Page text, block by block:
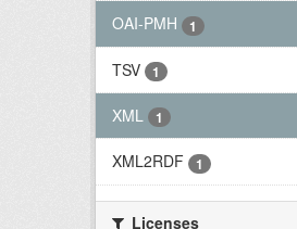
OAI-PMH 1
TSV 1
XML 1
XML2RDF 1
Licenses